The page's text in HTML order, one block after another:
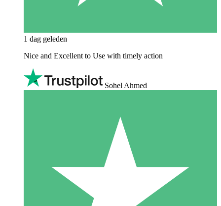
1 dag geleden
Nice and Excellent to Use with timely action
Sohel Ahmed